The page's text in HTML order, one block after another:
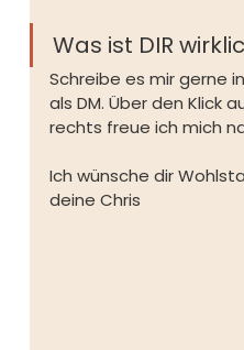
Was ist DIR
Schreibe es mir gerne
als DM. Über den Klick
rechts freue ich mich
Ich wünsche dir
deine Chris